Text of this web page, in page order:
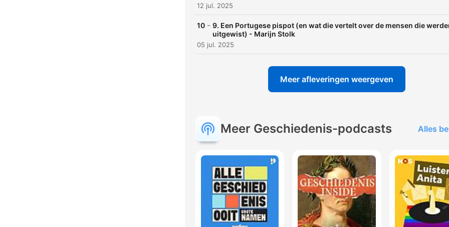
12 jul. 2025
10 - 9. Een Portugese pispot (en wat die vertelt over de mensen die
uitgewist) - Marijn Stolk
05 jul. 2025
Meer afleveringen weergeven
Meer Geschiedenis-podcasts Alles